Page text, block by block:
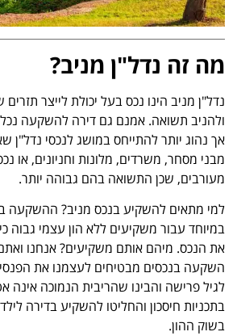
מה זה נדל"ן מניב?
נדל"ן מניב הינו נכס בעל יכולת לייצר
ולהניב תשואה. אמנם גם דירה להשקעה
אך נהוג יותר להתייחס במושג לנכסי נדל"ן
מבני מסחר, משרדים, מלונות וחניונים, או
מעורבים, שכן התשואה בהם גבוהה יותר.
למי מתאים להשקיע בנכס מניב? ההשקעה
במיוחד עבור משקיעים ללא הון עצמי גבוה
את הנכס. מיהם אותם משקיעים? אנחנו
השקעה בנכסים מבטיחים לעצמנו את
לגיל פרישה והבינו שהריבית הנמוכה
בתכניות חיסכון והחליטו להשקיע בדירה
בשוק ההון.